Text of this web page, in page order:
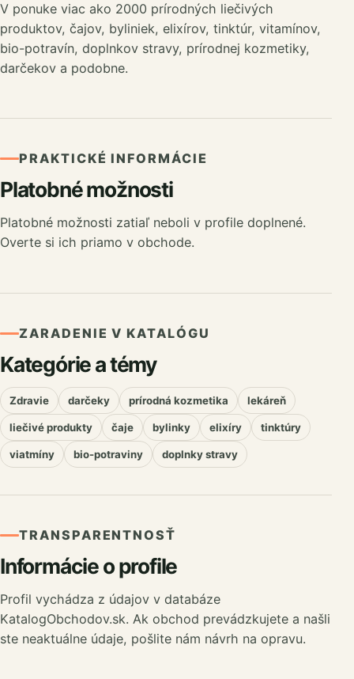
V ponuke viac ako 2000 prírodných liečivých
produktov, čajov, byliniek, elixírov, tinktúr, vitamínov,
bio-potravín, doplnkov stravy, prírodnej kozmetiky,
darčekov a podobne.
PRAKTICKÉ INFORMÁCIE
Platobné možnosti
Platobné možnosti zatiaľ neboli v profile doplnené.
Overte si ich priamo v obchode.
ZARADENIE V KATALÓGU
Kategórie a témy
Zdravie darčeky prírodná kozmetika lekáreň
liečivé produkty čaje bylinky elixíry tinktúry
viatmíny bio-potraviny doplnky stravy
TRANSPARENTNOSŤ
Informácie o profile
Profil vychádza z údajov v databáze
KatalogObchodov.sk. Ak obchod prevádzkujete a našli
ste neaktuálne údaje, pošlite nám návrh na opravu.